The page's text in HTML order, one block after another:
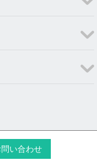
い合わせ